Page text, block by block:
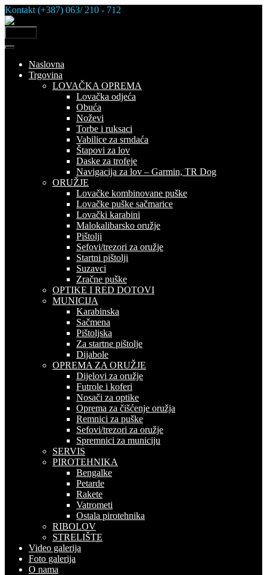
Skip
to
content
Kontakt (+387) 063/ 210 - 712
Naslovna
Trgovina
LOVAČKA OPREMA
Lovačka odjeća
Obuća
Noževi
Torbe i ruksaci
Vabilice za srndaća
Štapovi za lov
Daske za trofeje
Navigacija za lov – Garmin, TR Dog
ORUŽJE
Lovačke kombinovane puške
Lovačke puške sačmarice
Lovački karabini
Malokalibarsko oružje
Pištolji
Sefovi/trezori za oružje
Startni pištolji
Suzavci
Zračne puške
OPTIKE I RED DOTOVI
MUNICIJA
Karabinska
Sačmena
Pištoljska
Za startne pištolje
Dijabole
OPREMA ZA ORUŽJE
Dijelovi za oružje
Futrole i koferi
Nosači za optike
Oprema za čišćenje oružja
Remnici za puške
Sefovi/trezori za oružje
Spremnici za municiju
SERVIS
PIROTEHNIKA
Bengalke
Petarde
Rakete
Vatrometi
Ostala pirotehnika
RIBOLOV
STRELIŠTE
Video galerija
Foto galerija
O nama